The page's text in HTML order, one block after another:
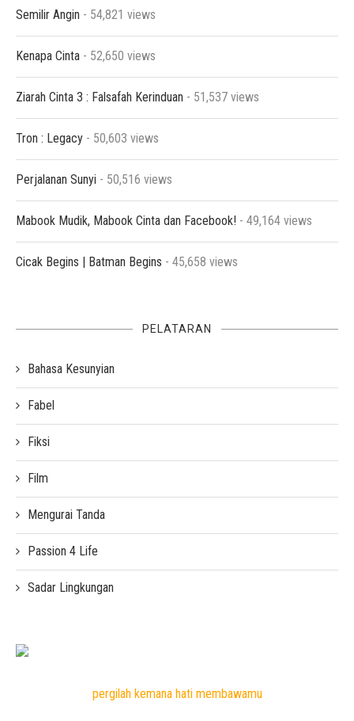
Semilir Angin - 54,821 views
Kenapa Cinta - 52,650 views
Ziarah Cinta 3 : Falsafah Kerinduan - 51,537 views
Tron : Legacy - 50,603 views
Perjalanan Sunyi - 50,516 views
Mabook Mudik, Mabook Cinta dan Facebook! - 49,164 views
Cicak Begins | Batman Begins - 45,658 views
PELATARAN
Bahasa Kesunyian
Fabel
Fiksi
Film
Mengurai Tanda
Passion 4 Life
Sadar Lingkungan
pergilah kemana hati membawamu